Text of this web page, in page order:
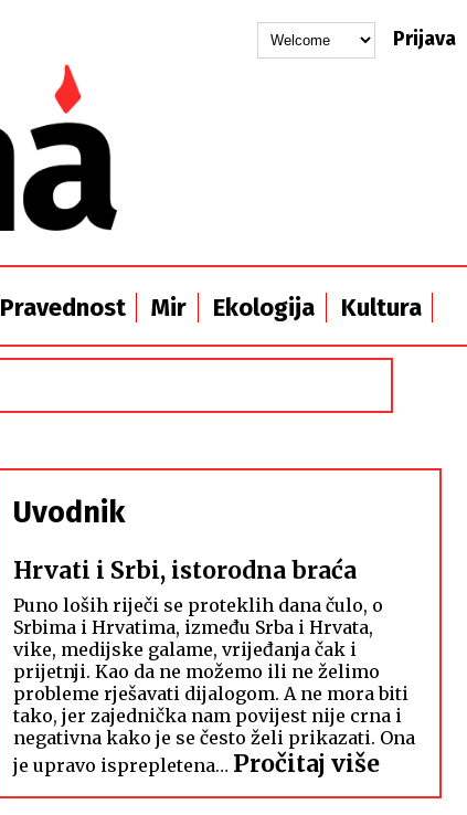
Prijava
Pravednost Mir Ekologija Kultura
Uvodnik
Hrvati i Srbi, istorodna braća
Puno loših riječi se proteklih dana čulo, o
Srbima i Hrvatima, između Srba i Hrvata,
vike, medijske galame, vrijeđanja čak i
prijetnji. Kao da ne možemo ili ne želimo
probleme rješavati dijalogom. A ne mora biti
tako, jer zajednička nam povijest nije crna i
negativna kako je se često želi prikazati. Ona
je upravo isprepletena… Pročitaj više:
Hrvati